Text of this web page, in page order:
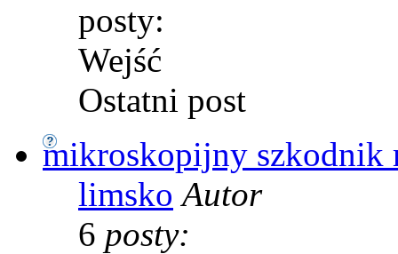
posty:
Wejść
Ostatni post
mikroskopijny szkodnik
limsko Autor
6 posty: